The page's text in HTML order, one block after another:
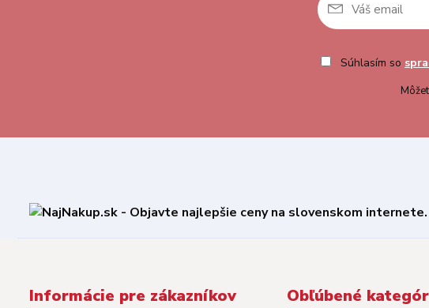
Súhlasím so
Informácie pre zákazníkov Obľúbené